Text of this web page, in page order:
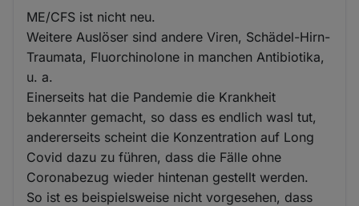
ME/CFS ist nicht neu.
Weitere Auslöser sind andere Viren, Schädel-Hirn-
Traumata, Fluorchinolone in manchen Antibiotika,
u. a.
Einerseits hat die Pandemie die Krankheit
bekannter gemacht, so dass es endlich wasl tut,
andererseits scheint die Konzentration auf Long
Covid dazu zu führen, dass die Fälle ohne
Coronabezug wieder hintenan gestellt werden.
So ist es beispielsweise nicht vorgesehen, dass
Cookies